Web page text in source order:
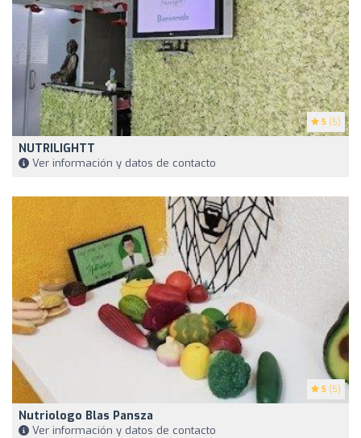
5 (5)
NUTRILIGHTT
Ver información y datos de contacto
5 (5)
Nutriologo Blas Pansza
Ver información y datos de contacto